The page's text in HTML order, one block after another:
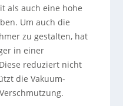
als auch eine hohe
Um auch die
zu gestalten, hat
in einer
reduziert nicht
die Vakuum-